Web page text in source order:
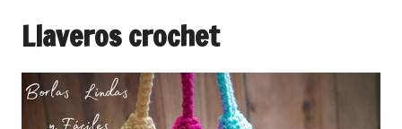
Llaveros crochet